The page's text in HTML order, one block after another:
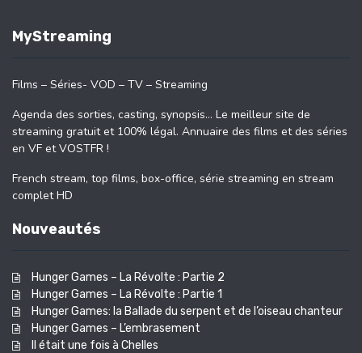
MyStreaming
Films – Séries- VOD – TV – Streaming
Agenda des sorties, casting, synopsis… Le meilleur site de
streaming gratuit et 100% légal. Annuaire des films et des séries
en VF et VOSTFR !
French stream, top films, box-office, série streaming en stream
complet HD
Nouveautés
Hunger Games – La Révolte : Partie 2
Hunger Games – La Révolte : Partie 1
Hunger Games: la Ballade du serpent et de l’oiseau chanteur
Hunger Games – L’embrasement
Il était une fois à Chelles